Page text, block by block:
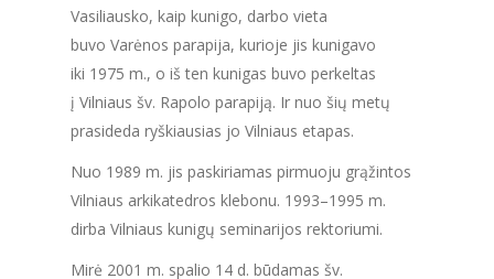
Vasiliausko, kaip kunigo, darbo vieta
buvo Varėnos parapija, kurioje jis kunigavo
iki 1975 m., o iš ten kunigas buvo perkeltas
į Vilniaus šv. Rapolo parapiją. Ir nuo šių metų
prasideda ryškiausias jo Vilniaus etapas.
Nuo 1989 m. jis paskiriamas pirmuoju grąžintos
Vilniaus arkikatedros klebonu. 1993–1995 m.
dirba Vilniaus kunigų seminarijos rektoriumi.
Mirė 2001 m. spalio 14 d. būdamas šv.